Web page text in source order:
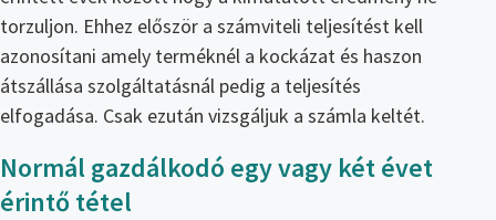
torzuljon. Ehhez először a számviteli teljesítést kell
azonosítani amely terméknél a kockázat és haszon
átszállása szolgáltatásnál pedig a teljesítés
elfogadása. Csak ezután vizsgáljuk a számla keltét.
Normál gazdálkodó egy vagy két évet
érintő tétel